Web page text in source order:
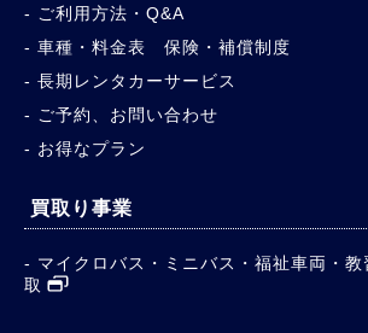
ご利用方法・Q&A
車種・料金表 保険・補償制度
長期レンタカーサービス
ご予約、お問い合わせ
お得なプラン
買取り事業
マイクロバス・ミニバス・福祉車両・
取